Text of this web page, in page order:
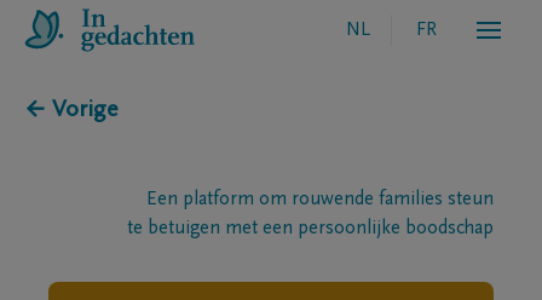
NL FR
← Vorige
Een platform om rouwende families steun
te betuigen met een persoonlijke boodschap